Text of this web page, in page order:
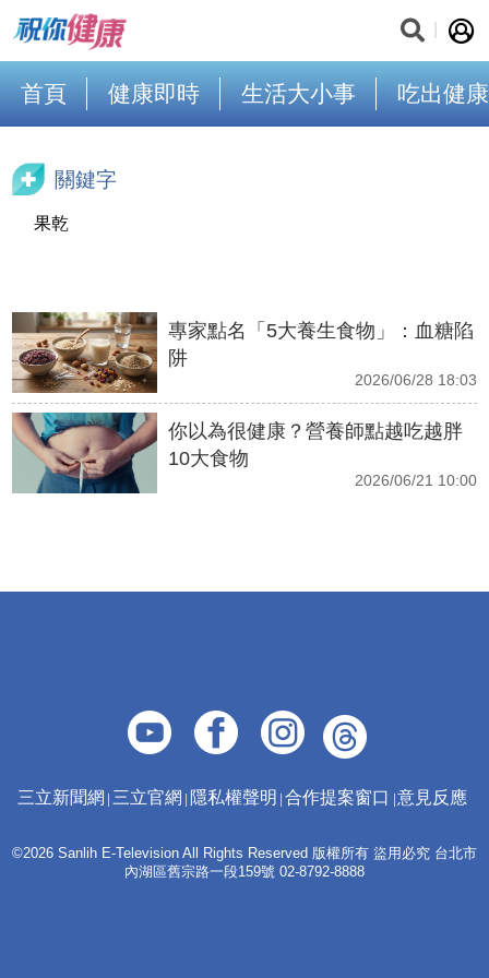
首頁 健康即時 生活大小事 吃出健康
關鍵字
果乾
專家點名「5大養生食物」：血糖陷
阱
2026/06/28 18:03
你以為很健康？營養師點越吃越胖
10大食物
2026/06/21 10:00
三立新聞網 三立官網 隱私權聲明 合作提案窗口 意見反應
©2026 Sanlih E-Television All Rights Reserved 版權所有 盜用必究 台北市
內湖區舊宗路一段159號 02-8792-8888